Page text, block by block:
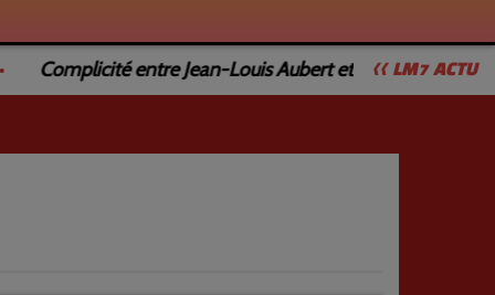
<< LM7 ACTU
Complicité entre Jean-Louis Aubert et Jean-Luc Caturla